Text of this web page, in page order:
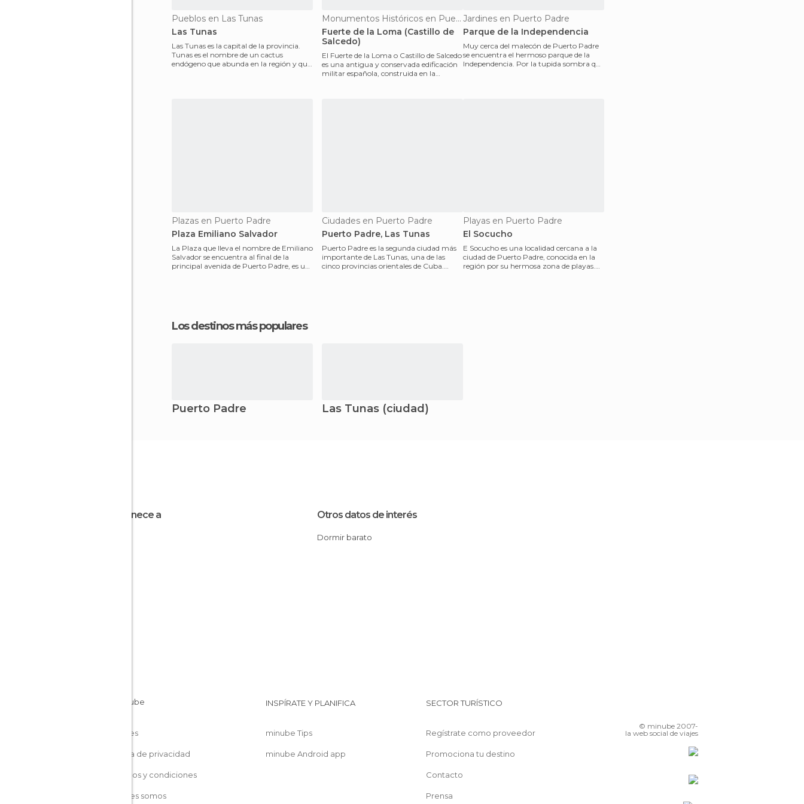
Pueblos en Las Tunas
Las Tunas
Las Tunas es la capital de la provincia.
Tunas es el nombre de un cactus
endógeno que abunda en la región y que
Monumentos Históricos en Puerto Padre
Fuerte de la Loma (Castillo de
Salcedo)
El Fuerte de la Loma o Castillo de Salcedo
es una antigua y conservada edificación
militar española, construida en la
Jardines en Puerto Padre
Parque de la Independencia
Muy cerca del malecón de Puerto Padre
se encuentra el hermoso parque de la
Independencia. Por la tupida sombra que
Plazas en Puerto Padre
Plaza Emiliano Salvador
La Plaza que lleva el nombre de Emiliano
Salvador se encuentra al final de la
principal avenida de Puerto Padre, es un
Ciudades en Puerto Padre
Puerto Padre, Las Tunas
Puerto Padre es la segunda ciudad más
importante de Las Tunas, una de las
cinco provincias orientales de Cuba.
Playas en Puerto Padre
El Socucho
E Socucho es una localidad cercana a la
ciudad de Puerto Padre, conocida en la
región por su hermosa zona de playas.
Los destinos más populares
Puerto Padre Las Tunas (ciudad)
Pertenece a Otros datos de interés
Dormir barato
Cookies
Política de privacidad
Términos y condiciones
Quiénes somos
INSPÍRATE Y PLANIFICA
minube Tips
minube Android app
SECTOR TURÍSTICO
Regístrate como proveedor
Promociona tu destino
Contacto
Prensa
© minube 2007-
la web social de viajes